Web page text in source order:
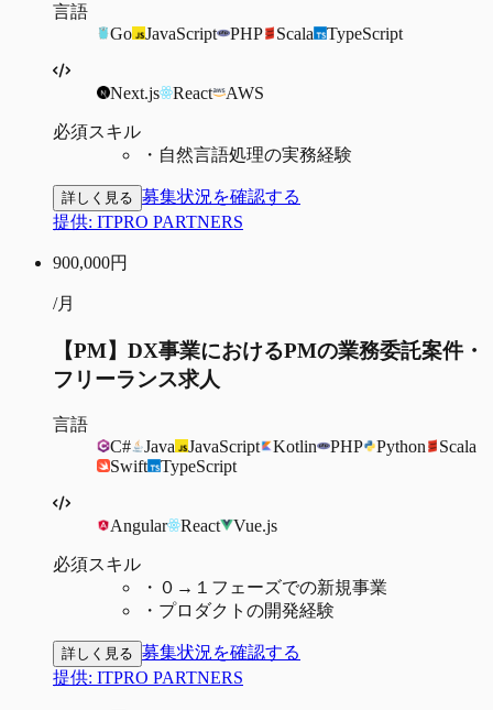
言語
Go
JavaScript PHP Scala TypeScript
Next.js React AWS
必須スキル
・ 自然言語処理の実務経験
詳しく見る 募集状況を確認する
提供: ITPRO PARTNERS
900,000円
/月
【PM】DX事業におけるPMの業務委託案件・
フリーランス求人
言語
C#
Java JavaScript Kotlin PHP Python
Scala
Swift
TypeScript
Angular React Vue.js
必須スキル
・ ０→１フェーズでの新規事業
・ プロダクトの開発経験
詳しく見る 募集状況を確認する
提供: ITPRO PARTNERS